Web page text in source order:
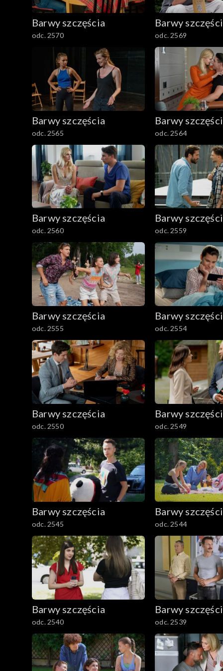
782–800
Barwy szczęścia
odc. 2570
Barwy
odc. 2569
Barwy szczęścia
odc. 2565
Barwy
odc. 2564
Barwy szczęścia
odc. 2560
Barwy
odc. 2559
Barwy szczęścia
odc. 2555
Barwy
odc. 2554
Barwy szczęścia
odc. 2550
Barwy
odc. 2549
Barwy szczęścia
odc. 2545
Barwy
odc. 2544
Barwy szczęścia
odc. 2540
Barwy
odc. 2539